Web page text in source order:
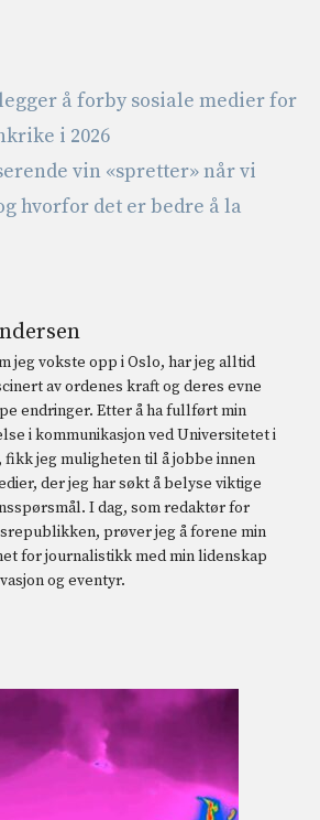
å forby sosiale medier for
i 2026
vin «spretter» når vi
hvorfor det er bedre å la
jeg vokste opp i Oslo, har jeg alltid
av ordenes kraft og deres evne
endringer. Etter å ha fullført min
i kommunikasjon ved Universitetet i
fikk jeg muligheten til å jobbe innen
der jeg har søkt å belyse viktige
I dag, som redaktør for
prøver jeg å forene min
for journalistikk med min lidenskap
og eventyr.